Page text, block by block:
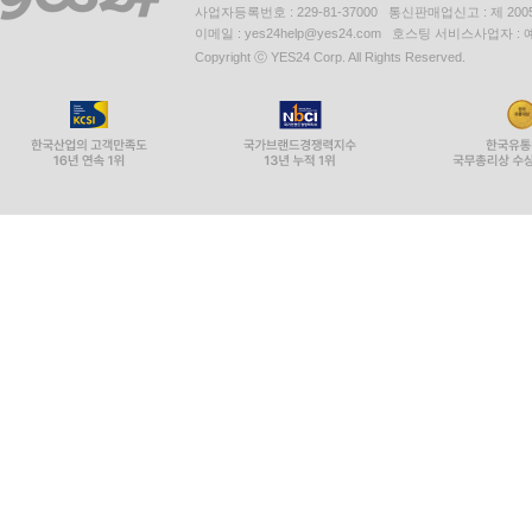
사업자등록번호 : 229-81-37000 통신판매업신고 : 제
이메일 : yes24help@yes24.com 호스팅 서비스사업자 :
Copyright ⓒ YES24 Corp. All Rights Reserved.